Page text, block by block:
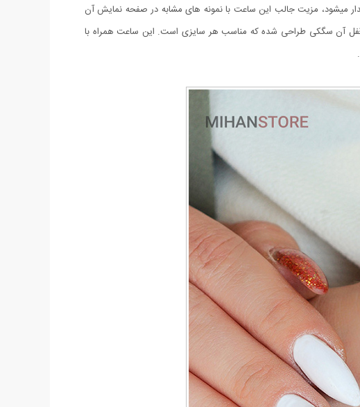
میشود، مزیت جالب این ساعت با نمونه های مشابه در صفحه نمایش آن
قفل آن سگکی طراحی شده که مناسب هر سایزی است. این ساعت همراه با